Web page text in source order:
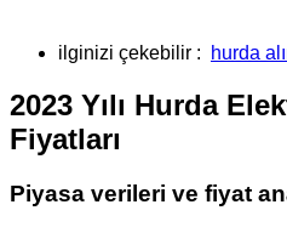
ilginizi çekebilir : hurda
2023 Yılı Hurda
Fiyatları
Piyasa verileri ve fiyat